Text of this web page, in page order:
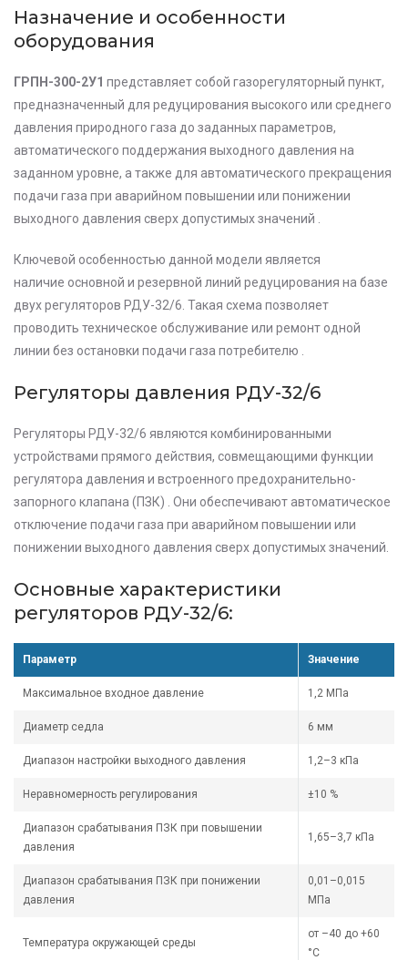
Назначение и особенности
оборудования
ГРПН-300-2У1 представляет собой газорегуляторный пункт,
предназначенный для редуцирования высокого или среднего
давления природного газа до заданных параметров,
автоматического поддержания выходного давления на
заданном уровне, а также для автоматического прекращения
подачи газа при аварийном повышении или понижении
выходного давления сверх допустимых значений .
Ключевой особенностью данной модели является
наличие основной и резервной линий редуцирования на базе
двух регуляторов РДУ-32/6 . Такая схема позволяет
проводить техническое обслуживание или ремонт одной
линии без остановки подачи газа потребителю .
Регуляторы давления РДУ-32/6
Регуляторы РДУ-32/6 являются комбинированными
устройствами прямого действия, совмещающими функции
регулятора давления и встроенного предохранительно-
запорного клапана (ПЗК) . Они обеспечивают автоматическое
отключение подачи газа при аварийном повышении или
понижении выходного давления сверх допустимых значений.
Основные характеристики
регуляторов РДУ-32/6:
Параметр Значение
Максимальное входное давление 1,2 МПа
Диаметр седла 6 мм
Диапазон настройки выходного давления 1,2–3 кПа
Неравномерность регулирования ±10 %
Диапазон срабатывания ПЗК при повышении
давления
1,65–3,7 кПа
Диапазон срабатывания ПЗК при понижении
давления
0,01–0,015
МПа
Температура окружающей среды
от –40 до +60
°С